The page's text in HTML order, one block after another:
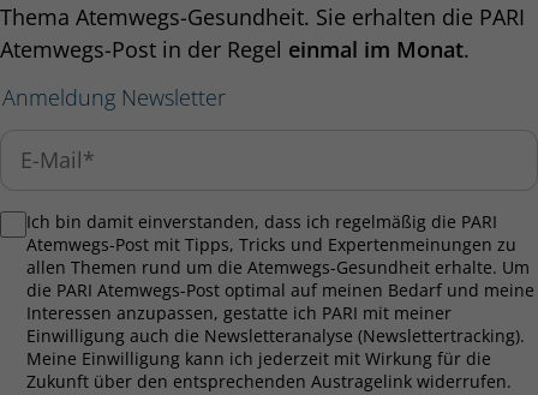
Thema Atemwegs-Gesundheit. Sie erhalten die PARI
Atemwegs-Post in der Regel einmal im Monat.
Anmeldung Newsletter
Ich bin damit einverstanden, dass ich regelmäßig die PARI
Atemwegs-Post mit Tipps, Tricks und Expertenmeinungen zu
allen Themen rund um die Atemwegs-Gesundheit erhalte. Um
die PARI Atemwegs-Post optimal auf meinen Bedarf und meine
Interessen anzupassen, gestatte ich PARI mit meiner
Einwilligung auch die Newsletteranalyse (Newslettertracking).
Meine Einwilligung kann ich jederzeit mit Wirkung für die
Zukunft über den entsprechenden Austragelink widerrufen.